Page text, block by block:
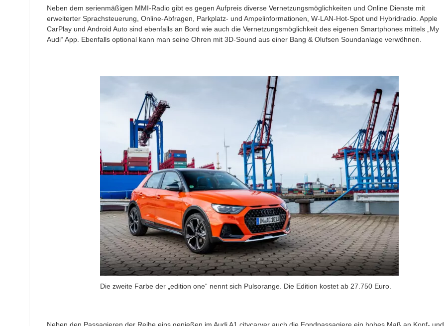
Neben dem serienmäßigen MMI-Radio gibt es gegen Aufpreis diverse Vernetzungsmöglichkeiten und Online Dienste mit
erweiterter Sprachsteuerung, Online-Abfragen, Parkplatz- und Ampelinformationen, W-LAN-Hot-Spot und Hybridradio. Apple
CarPlay und Android Auto sind ebenfalls an Bord wie auch die Vernetzungsmöglichkeit des eigenen Smartphones mittels „My
Audi“ App. Ebenfalls optional kann man seine Ohren mit 3D-Sound aus einer Bang & Olufsen Soundanlage verwöhnen.
Die zweite Farbe der „edition one“ nennt sich Pulsorange. Die Edition kostet ab 27.750 Euro.